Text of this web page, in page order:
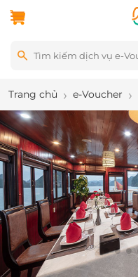
Trang chủ e-Voucher